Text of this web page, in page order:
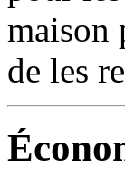
maison
de les